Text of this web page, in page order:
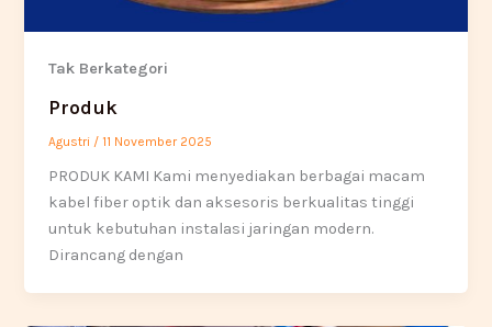
Tak Berkategori
Produk
Agustri /11 November 2025
PRODUK KAMI Kami menyediakan berbagai macam
kabel fiber optik dan aksesoris berkualitas tinggi
untuk kebutuhan instalasi jaringan modern.
Dirancang dengan